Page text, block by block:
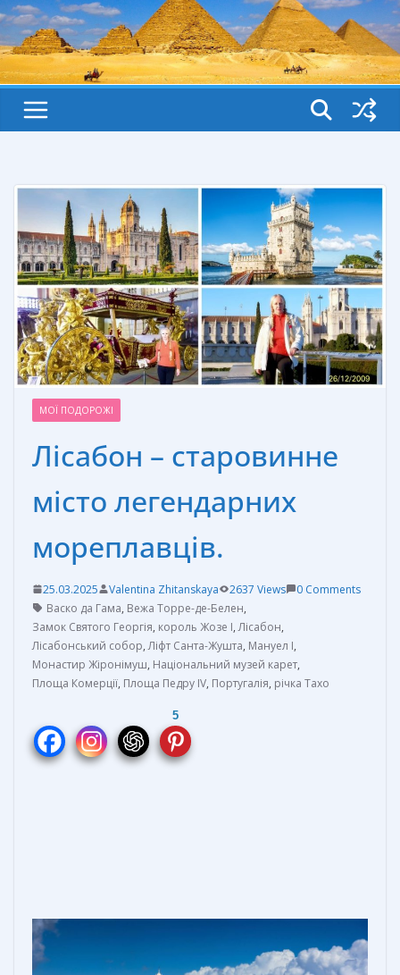
МОЇ ПОДОРОЖІ
Лісабон – старовинне
місто легендарних
мореплавців.
25.03.2025 Valentina Zhitanskaya 2637 Views
0 Comments
Васко да Гама, Вежа Торре-де-Белен,
Замок Святого Георгія, король Жозе I,Лісабон,
Лісабонський собор,Ліфт Санта-Жушта, Мануел І,
Монастир Жіронімуш, Національний музей карет,
Площа Комерції, Площа Педру IV, Португалія, річка Тахо
5